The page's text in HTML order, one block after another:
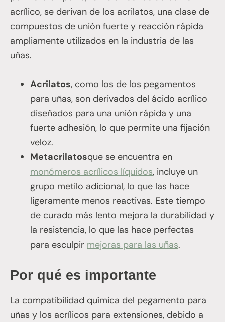
acrílico, se derivan de los acrilatos, una clase de
compuestos de unión fuerte y reacción rápida
ampliamente utilizados en la industria de las
uñas.
Acrilatos, como los de los pegamentos
para uñas, son derivados del ácido acrílico
diseñados para una unión rápida y una
fuerte adhesión, lo que permite una fijación
veloz.
Metacrilatosque se encuentra en
monómeros acrílicos líquidos, incluye un
grupo metilo adicional, lo que las hace
ligeramente menos reactivas. Este tiempo
de curado más lento mejora la durabilidad y
la resistencia, lo que las hace perfectas
para esculpir mejoras para las uñas.
Por qué es importante
La compatibilidad química del pegamento para
uñas y los acrílicos para extensiones, debido a